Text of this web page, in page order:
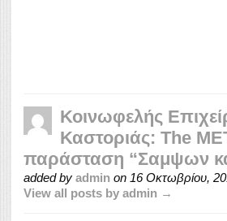
Κοινωφελής
Καστοριάς: The
παράσταση “Σαμψων
added by admin on 16 Οκτωβρίου,
View all posts by admin →